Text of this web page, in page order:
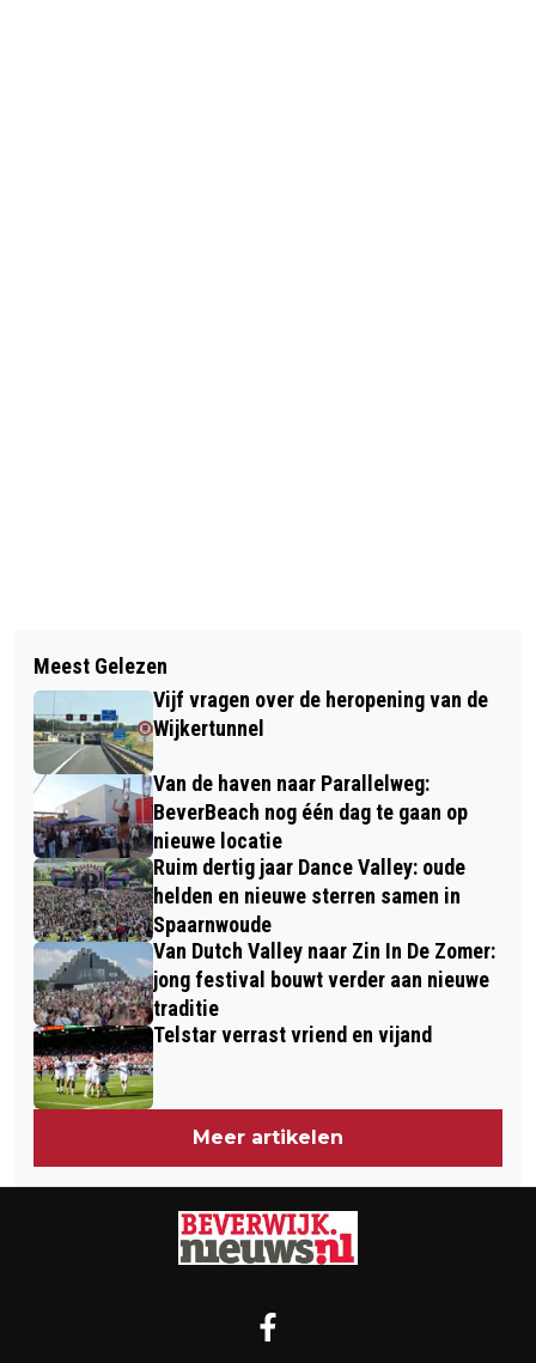
WORKSHOP ‘AUDITEREN VOOR EEN
DANSOPLEIDING’ MET ANDREW
ANTHONIA BIJ DANCEWORKS VELSEN
STUDENTEN NOVA COLLEGE
HOTELMANAGEMENT SERVEREN 'ONS
MENU'
Meest Gelezen
Vijf vragen over de heropening van de
Wijkertunnel
Van de haven naar Parallelweg:
BeverBeach nog één dag te gaan op
nieuwe locatie
Ruim dertig jaar Dance Valley: oude
helden en nieuwe sterren samen in
Spaarnwoude
Van Dutch Valley naar Zin In De Zomer:
jong festival bouwt verder aan nieuwe
traditie
Telstar verrast vriend en vijand
Meer artikelen